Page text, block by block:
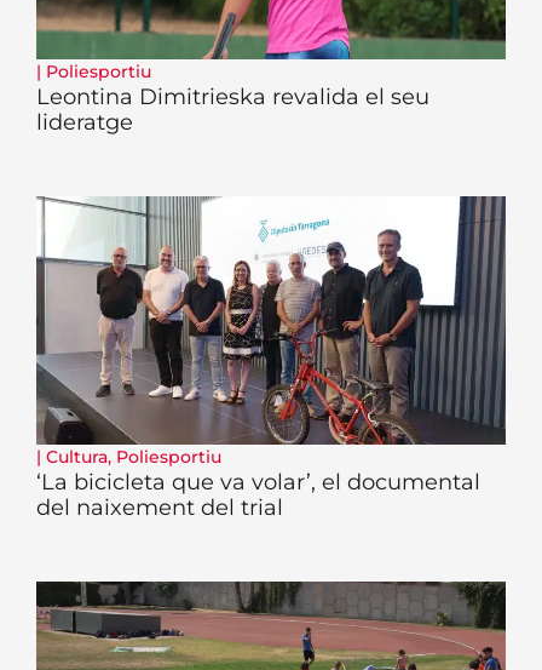
| Poliesportiu
Leontina Dimitrieska revalida el seu
lideratge
| Cultura, Poliesportiu
‘La bicicleta que va volar’, el documental
del naixement del trial